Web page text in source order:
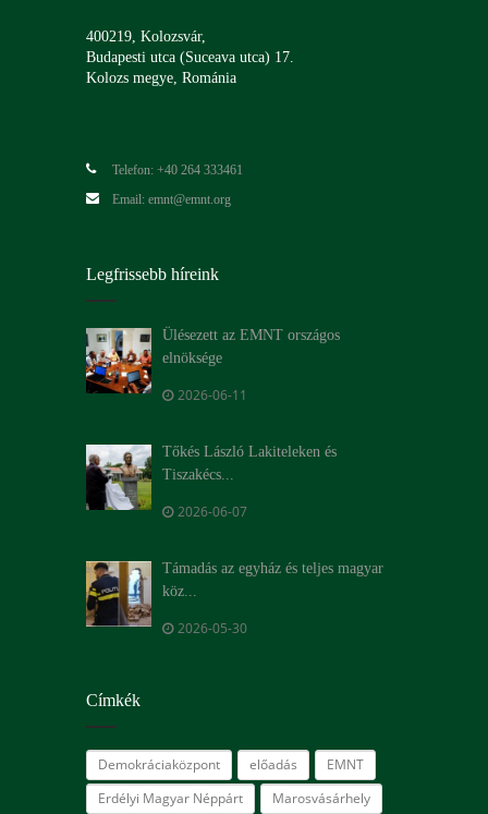
400219, Kolozsvár,
Budapesti utca (Suceava utca) 17.
Kolozs megye, Románia
Telefon: +40 264 333461
Email: emnt@emnt.org
Legfrissebb híreink
Ülésezett az EMNT országos
elnöksége
2026-06-11
Tőkés László Lakiteleken és
Tiszakécs...
2026-06-07
Támadás az egyház és teljes magyar
köz...
2026-05-30
Címkék
Demokráciaközpont előadás
EMNT
Erdélyi Magyar Néppárt
Marosvásárhely